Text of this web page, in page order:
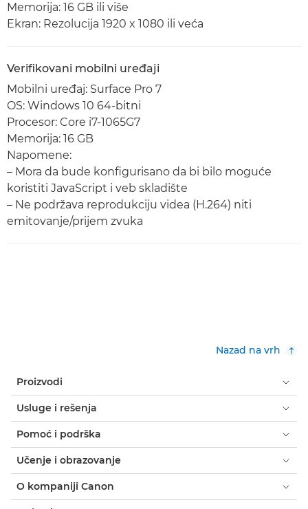
Memorija: 16 GB ili više
Ekran: Rezolucija 1920 x 1080 ili veća
Verifikovani mobilni uređaji
Mobilni uređaj: Surface Pro 7
OS: Windows 10 64-bitni
Procesor: Core i7-1065G7
Memorija: 16 GB
Napomene:
– Mora da bude konfigurisano da bi bilo moguće
koristiti JavaScript i veb skladište
– Ne podržava reprodukciju videa (H.264) niti
emitovanje/prijem zvuka
Nazad na vrh
Proizvodi
Usluge i rešenja
Pomoć i podrška
Učenje i obrazovanje
O kompaniji Canon